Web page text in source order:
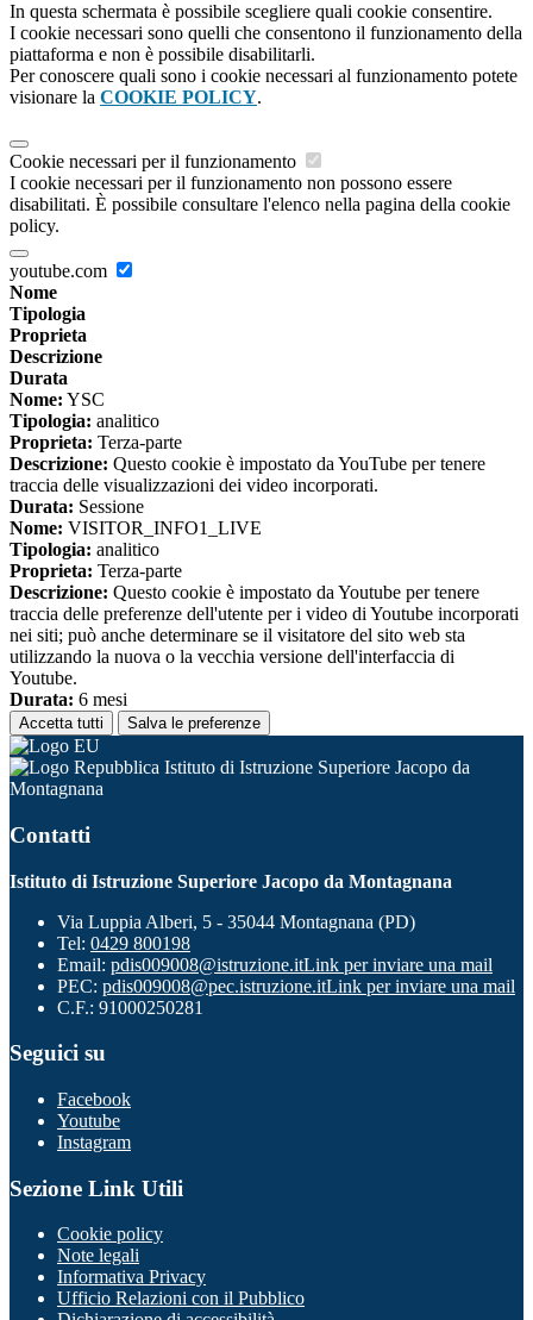
In questa schermata è possibile scegliere quali cookie consentire.
I cookie necessari sono quelli che consentono il funzionamento della
piattaforma e non è possibile disabilitarli.
Per conoscere quali sono i cookie necessari al funzionamento potete
visionare la COOKIE POLICY.
Cookie necessari per il funzionamento
I cookie necessari per il funzionamento non possono essere
disabilitati. È possibile consultare l'elenco nella pagina della cookie
policy.
youtube.com
Nome
Tipologia
Proprieta
Descrizione
Durata
Nome: YSC
Tipologia: analitico
Proprieta: Terza-parte
Descrizione: Questo cookie è impostato da YouTube per tenere
traccia delle visualizzazioni dei video incorporati.
Durata: Sessione
Nome: VISITOR_INFO1_LIVE
Tipologia: analitico
Proprieta: Terza-parte
Descrizione: Questo cookie è impostato da Youtube per tenere
traccia delle preferenze dell'utente per i video di Youtube incorporati
nei siti; può anche determinare se il visitatore del sito web sta
utilizzando la nuova o la vecchia versione dell'interfaccia di
Youtube.
Durata: 6 mesi
Accetta tutti Salva le preferenze
Istituto di Istruzione Superiore Jacopo da
Montagnana
Contatti
Istituto di Istruzione Superiore Jacopo da Montagnana
Via Luppia Alberi, 5 - 35044 Montagnana (PD)
Tel: 0429 800198
Email: pdis009008@istruzione.itLink per inviare una mail
PEC: pdis009008@pec.istruzione.itLink per inviare una mail
C.F.: 91000250281
Seguici su
Facebook
Youtube
Instagram
Sezione Link Utili
Cookie policy
Note legali
Informativa Privacy
Ufficio Relazioni con il Pubblico